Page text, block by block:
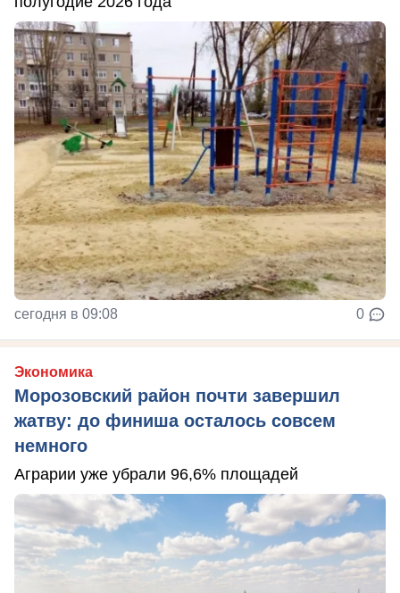
сегодня в 09:08 0
Экономика
Морозовский район почти завершил
жатву: до финиша осталось совсем
немного
Аграрии уже убрали 96,6% площадей